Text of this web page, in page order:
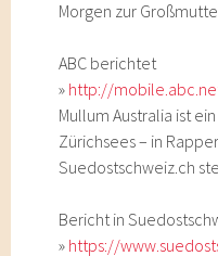
Morgen zur
ABC berichtet
» http://
Mullum Australia ist
Zürichsees – in
Suedostschweiz.ch
Bericht in
» https://